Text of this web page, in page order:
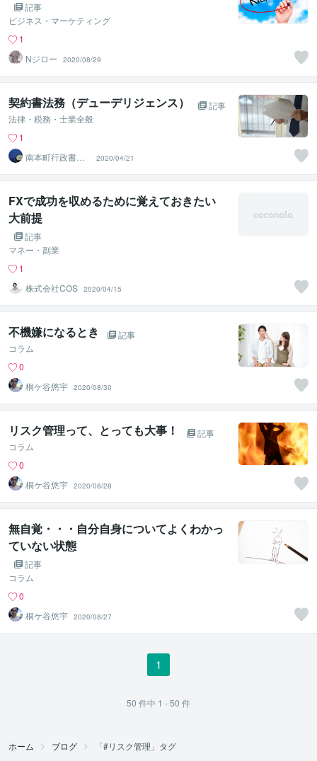
記事
ビジネス・マーケティング
1
Nジロー
2020/08/29
契約書法務（デューデリジェンス）
記事
法律・税務・士業全般
1
南本町行政書士
事務所
2020/04/21
FXで成功を収めるために覚えておきたい
大前提
記事
マネー・副業
1
株式会社COS 2020/04/15
不機嫌になるとき
記事
コラム
0
桐ケ谷悠宇 2020/08/30
リスク管理って、とっても大事！
記事
コラム
0
桐ケ谷悠宇 2020/08/28
無自覚・・・自分自身についてよくわかっ
ていない状態
記事
コラム
0
桐ケ谷悠宇 2020/08/27
1
50 件中 1 - 50 件
ホーム ブログ 「#リスク管理」タグ